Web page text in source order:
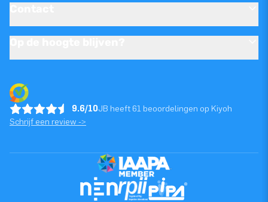
9.6/10JB heeft 61 beoordelingen op Kiyoh
Schrijf een review ->